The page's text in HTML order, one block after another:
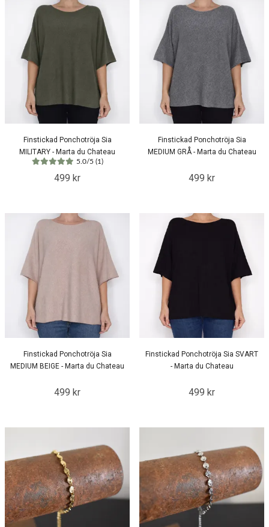
Finstickad Ponchotröja Sia
MILITARY - Marta du Chateau
5.0/5 (1)
499 kr
Finstickad Ponchotröja Sia
MEDIUM GRÅ - Marta du Chateau
499 kr
Finstickad Ponchotröja Sia
MEDIUM BEIGE - Marta du Chateau
499 kr
Finstickad Ponchotröja Sia SVART
- Marta du Chateau
499 kr